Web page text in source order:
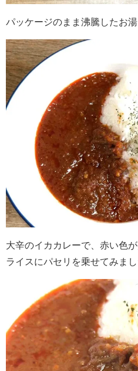
パッケージのまま沸騰したお
大辛のイカカレーで、赤い色が
ライスにパセリを乗せてみまし